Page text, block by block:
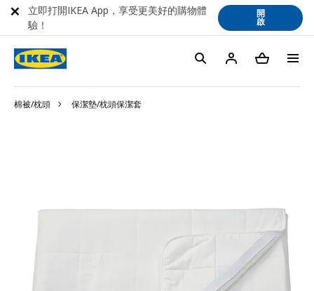
棉被/枕頭 保潔墊/枕頭保潔套
立即打開IKEA App，享受更美好的購物體
驗！
開
啟